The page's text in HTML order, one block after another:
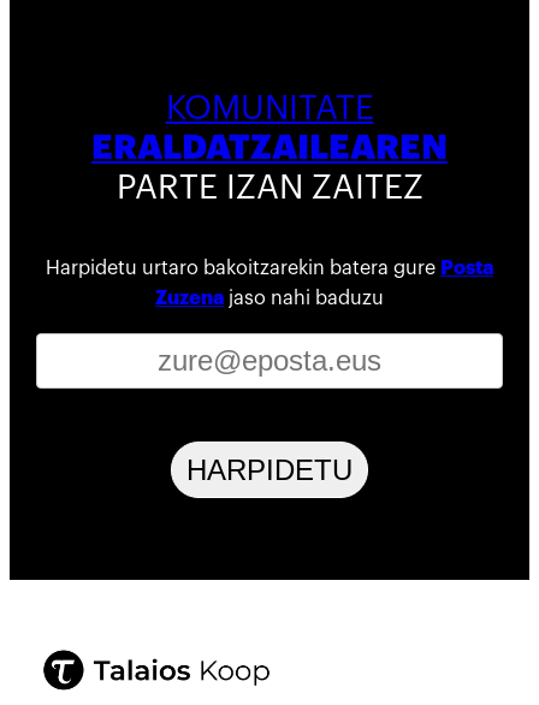
KOMUNITATE
ERALDATZAILEAREN
PARTE IZAN ZAITEZ
Harpidetu urtaro bakoitzarekin batera gure Posta
Zuzena jaso nahi baduzu
HARPIDETU